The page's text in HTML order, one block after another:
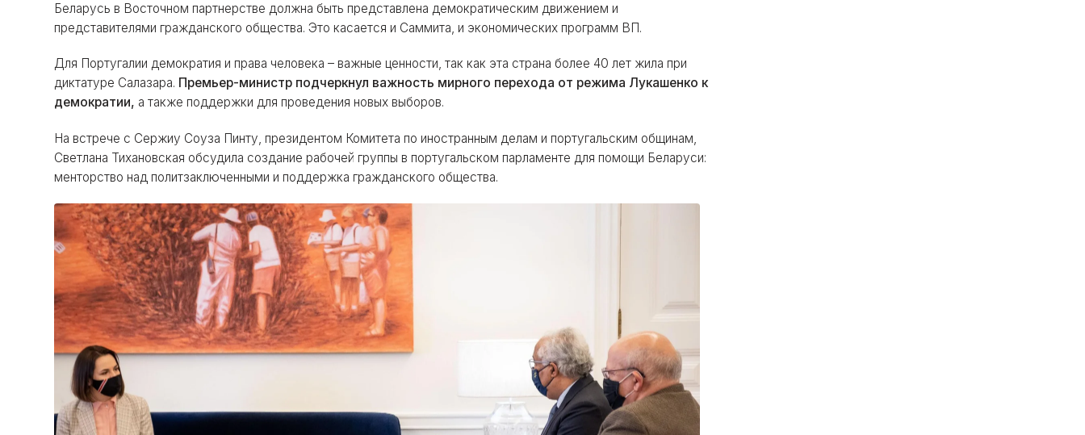
Беларусь в Восточном партнерстве должна быть представлена демократическим движением и
представителями гражданского общества. Это касается и Саммита, и экономических программ ВП.
Для Португалии демократия и права человека – важные ценности, так как эта страна более 40 лет жила при
диктатуре Салазара. Премьер-министр подчеркнул важность мирного перехода от режима Лукашенко к
демократии, а также поддержки для проведения новых выборов.
На встрече с Сержиу Соуза Пинту, президентом Комитета по иностранным делам и португальским общинам,
Светлана Тихановская обсудила создание рабочей группы в португальском парламенте для помощи Беларуси:
менторство над политзаключенными и поддержка гражданского общества.